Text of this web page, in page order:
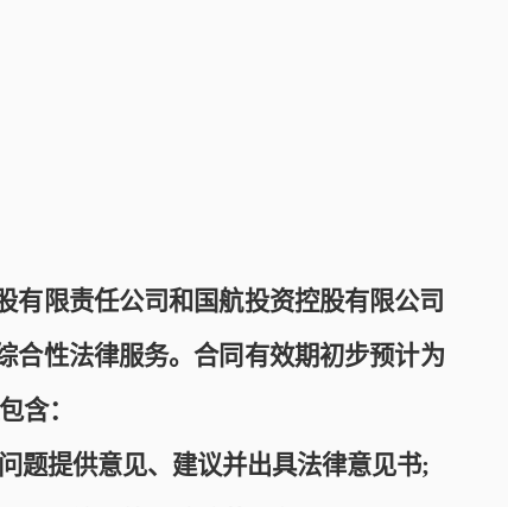
有限责任公司和国航投资控股有限公司
合性法律服务。合同有效期初步预计为
含：
题提供意见、建议并出具法律意见书;